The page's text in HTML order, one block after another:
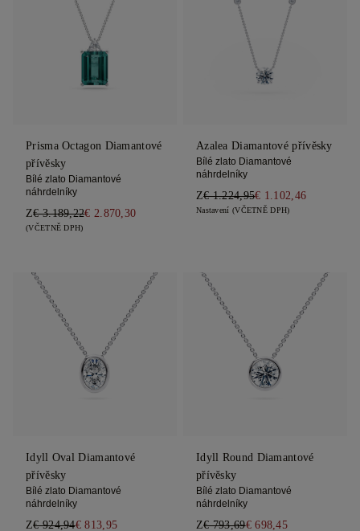
Prisma Octagon Diamantové
přívěsky
Bílé zlato Diamantové
náhrdelníky
Z€ 3.189,22€ 2.870,30
(VČETNĚ DPH)
Azalea Diamantové přívěsky
Bílé zlato Diamantové
náhrdelníky
Z€ 1.224,95€ 1.102,46
Nastavení (VČETNĚ DPH)
Idyll Oval Diamantové
přívěsky
Bílé zlato Diamantové
náhrdelníky
Z€ 924,94€ 813,95
Idyll Round Diamantové
přívěsky
Bílé zlato Diamantové
náhrdelníky
Z€ 793,69€ 698,45